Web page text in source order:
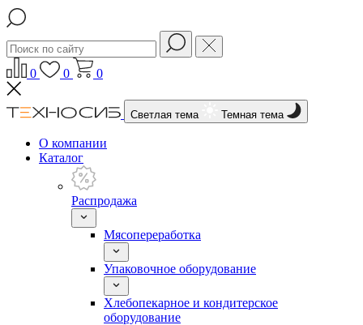
0 0 0
Светлая тема Темная тема
О компании
Каталог
Распродажа
Мясопереработка
Упаковочное оборудование
Хлебопекарное и кондитерское
оборудование